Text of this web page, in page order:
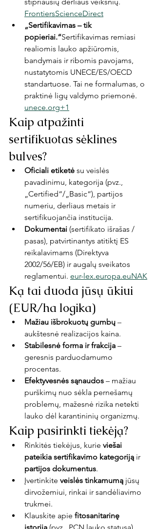
stipriausių derliaus veiksnių.
FrontiersScienceDirect
„Sertifikavimas – tik
popieriai.“Sertifikavimas remiasi
realiomis lauko apžiūromis,
bandymais ir ribomis pavojams,
nustatytomis UNECE/ES/OECD
standartuose. Tai ne formalumas, o
praktinė ligų valdymo priemonė.
unece.org+1
Kaip atpažinti
sertifikuotas sėklines
bulves?
Oficiali etiketė su veislės
pavadinimu, kategorija (pvz.,
„Certified“/„Basic“), partijos
numeriu, derliaus metais ir
sertifikuojančia institucija.
Dokumentai (sertifikato išrašas /
pasas), patvirtinantys atitiktį ES
reikalavimams (Direktyva
2002/56/EB) ir augalų sveikatos
reglamentui. eur-lex.europa.euNAK
Ką tai duoda jūsų ūkiui
(EUR/ha logika)
Mažiau išbrokuotų gumbų –
aukštesnė realizacijos kaina.
Stabilesnė forma ir frakcija –
geresnis parduodamumo
procentas.
Efektyvesnės sąnaudos – mažiau
purškimų nuo sėkla pernešamų
problemų, mažesnė rizika netekti
lauko dėl karantininių organizmų.
Kaip pasirinkti tiekėją?
Rinkitės tiekėjus, kurie viešai
pateikia sertifikavimo kategoriją ir
partijos dokumentus.
Įvertinkite veislės tinkamumą jūsų
dirvožemiui, rinkai ir sandėliavimo
trukmei.
Klauskite apie fitosanitarinę